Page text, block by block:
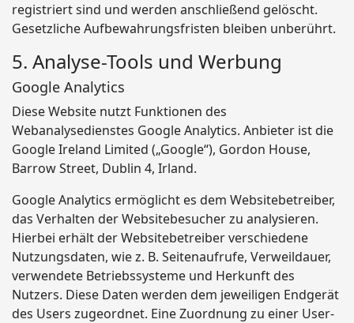
registriert sind und werden anschließend gelöscht.
Gesetzliche Aufbewahrungsfristen bleiben unberührt.
5. Analyse-Tools und Werbung
Google Analytics
Diese Website nutzt Funktionen des
Webanalysedienstes Google Analytics. Anbieter ist die
Google Ireland Limited („Google“), Gordon House,
Barrow Street, Dublin 4, Irland.
Google Analytics ermöglicht es dem Websitebetreiber,
das Verhalten der Websitebesucher zu analysieren.
Hierbei erhält der Websitebetreiber verschiedene
Nutzungsdaten, wie z. B. Seitenaufrufe, Verweildauer,
verwendete Betriebssysteme und Herkunft des
Nutzers. Diese Daten werden dem jeweiligen Endgerät
des Users zugeordnet. Eine Zuordnung zu einer User-